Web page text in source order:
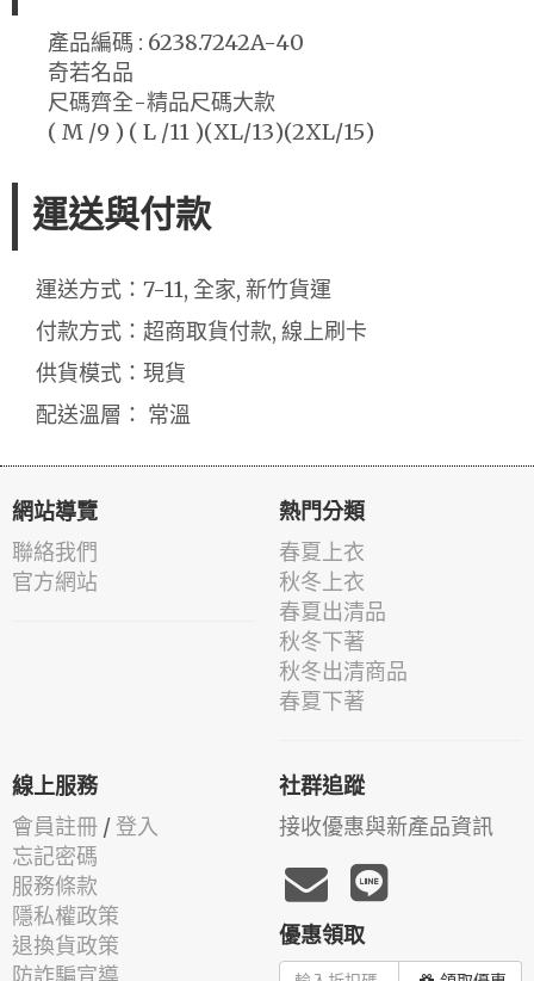
產品編碼 : 6238.7242A-40
奇若名品
尺碼齊全-精品尺碼大款
( M /9 ) ( L /11 )(XL/13)(2XL/15)
運送與付款
運送方式：7-11, 全家, 新竹貨運
付款方式：超商取貨付款, 線上刷卡
供貨模式：現貨
配送溫層： 常溫
網站導覽
聯絡我們
官方網站
熱門分類
春夏上衣
秋冬上衣
春夏出清品
秋冬下著
秋冬出清商品
春夏下著
線上服務
會員註冊 / 登入
忘記密碼
服務條款
隱私權政策
退換貨政策
社群追蹤
接收優惠與新產品資訊
優惠領取